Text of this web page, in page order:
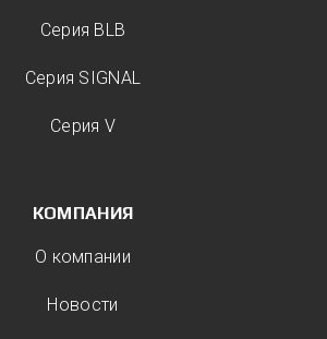
Серия BLB
Серия SIGNAL
Серия V
КОМПАНИЯ
О компании
Новости